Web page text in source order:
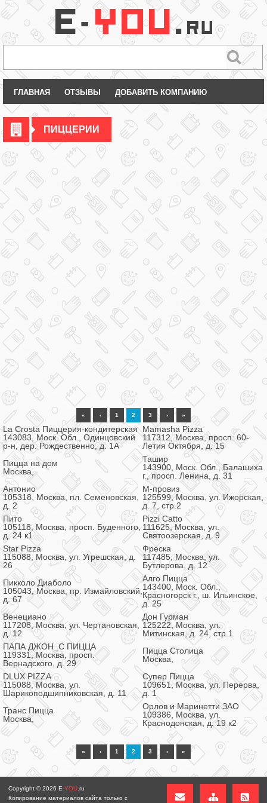
ГЛАВНАЯ ОТЗЫВЫ ДОБАВИТЬ КОМПАНИЮ
ПИЦЦЕРИИ
« ‹ 1 2 3 › »
La Crosta Пиццерия-кондитерская
143083, Моск. Обл., Одинцовский
р-н, дер. Рождественно, д. 1А
Mamasha Pizza
117312, Москва, просп. 60-
Летия Октября, д. 15
Пицца на дом
Москва,
Ташир
143900, Моск. Обл., Балашиха
г., просп. Ленина, д. 31
Антонио
105318, Москва, пл. Семеновская,
д. 2
М-провиз
125599, Москва, ул. Ижорская,
д. 7, стр.2
Пито
105118, Москва, просп. Буденного,
д. 24 к1
Pizzi Catto
111625, Москва, ул.
Святоозерская, д. 9
Star Pizza
115088, Москва, ул. Угрешская, д.
26
Фреска
117485, Москва, ул.
Бутлерова, д. 12
Пикколо Диаболо
105043, Москва, пр. Измайловский,
д. 67
Алго Пицца
143400, Моск. Обл.,
Красногорск г., ш. Ильинское,
д. 25
Венециано
117208, Москва, ул. Чертановская,
д. 12
Дон Гурман
125222, Москва, ул.
Митинская, д. 24, стр.1
ПАПА ДЖОН_С ПИЦЦА
119331, Москва, просп.
Вернадского, д. 29
Пицца Столица
Москва,
DLUX PIZZA
115088, Москва, ул.
Шарикоподшипниковская, д. 11
Супер Пицца
109651, Москва, ул. Перерва,
д. 1
Транс Пицца
Москва,
Орлов и Маринетти ЗАО
109386, Москва, ул.
Краснодонская, д. 19 к2
« ‹ 1 2 3 › »
Copyright © 2026 E-YOU .ru
Копирование материалов сайта только с